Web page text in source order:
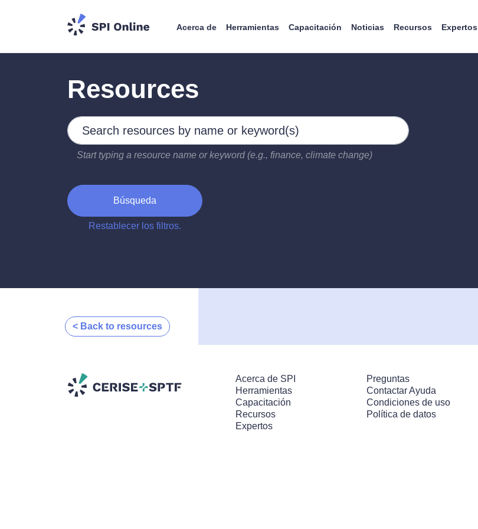
Acerca de Herramientas Capacitación Noticias Recursos Expertos
Resources
Search by keywords
Type 2 or more characters for results.
Start typing a resource name or keyword (e.g., finance, climate change)
Búsqueda
Restablecer los filtros.
< Back to resources
Acerca de SPI
Herramientas
Capacitación
Recursos
Expertos
Preguntas
Contactar Ayuda
Condiciones de uso
Política de datos